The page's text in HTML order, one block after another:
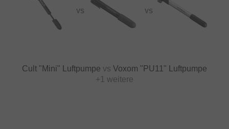
VS VS
Cult "Mini" Luftpumpe vs Voxom "PU11" Luftpumpe
+1 weitere